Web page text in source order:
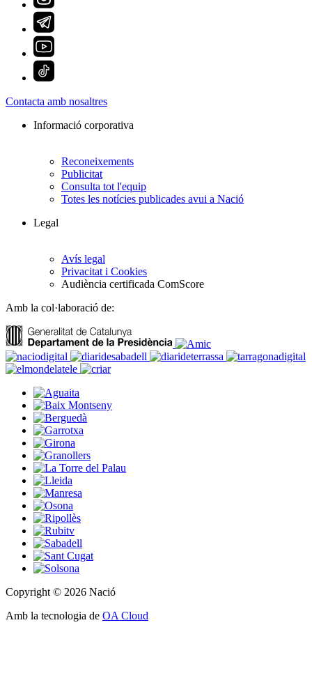
Contacta amb nosaltres
Informació corporativa
Reconeixements
Publicitat
Consulta tot l'equip
Totes les notícies publicades avui a Nació
Legal
Avís legal
Privacitat i Cookies
Audiència certificada ComScore
Amb la col·laboració de:
Copyright © 2026 Nació
Amb la tecnologia de OA Cloud